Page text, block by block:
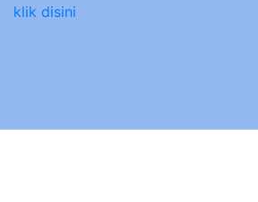
klik disini